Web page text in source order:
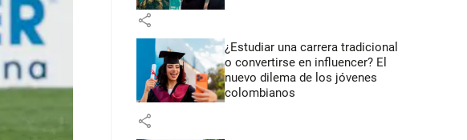
share
¿Estudiar una carrera tradicional
o convertirse en influencer? El
nuevo dilema de los jóvenes
colombianos
share